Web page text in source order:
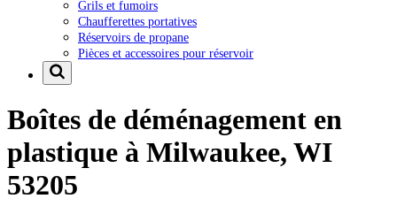
Grils et fumoirs
Chaufferettes portatives
Réservoirs de propane
Pièces et accessoires pour réservoir
Boîtes de déménagement en
plastique à Milwaukee, WI
53205